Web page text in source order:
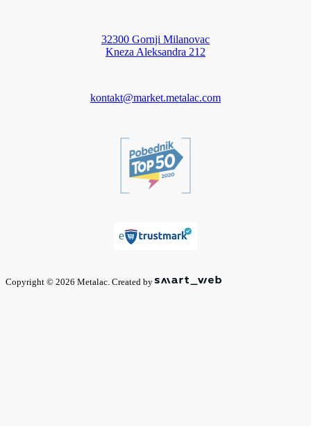
32300 Gornji Milanovac
Kneza Aleksandra 212
kontakt@market.metalac.com
Copyright © 2026 Metalac. Created by